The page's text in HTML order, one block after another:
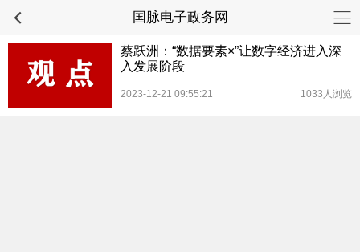
国脉电子政务网
蔡跃洲：“数据要素×”让数字经济进入深
入发展阶段
2023-12-21 09:55:21 1033人浏览